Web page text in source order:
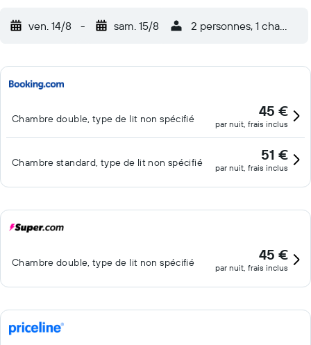
ven. 14/8 - sam. 15/8 2 personnes, 1 chambre
Chambre double, type de lit non spécifié 45 €
par nuit, frais inclus
Chambre standard, type de lit non spécifié 51 €
par nuit, frais inclus
Chambre double, type de lit non spécifié 45 €
par nuit, frais inclus